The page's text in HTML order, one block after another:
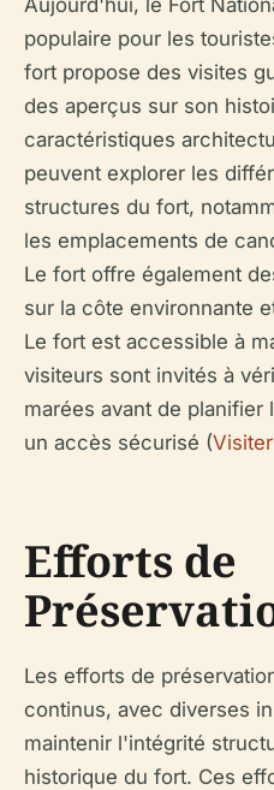
populaire pour les
fort propose des visites
des aperçus sur son
caractéristiques
peuvent explorer les
structures du fort,
les emplacements de
Le fort offre également
sur la côte environnante
Le fort est accessible à
visiteurs sont invités à
marées avant de planifier
un accès sécurisé (
Efforts de
Les efforts de
continus, avec diverses
maintenir l'intégrité
historique du fort. Ces